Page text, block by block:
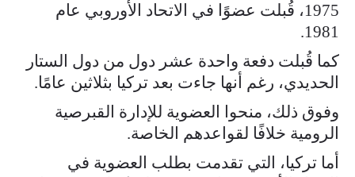
1975، قُبلت عضوًا في الاتحاد الأوروبي عام
1981.
كما قُبلت دفعة واحدة عشر دول من دول الستار
الحديدي، رغم أنها جاءت بعد تركيا بثلاثين عامًا.
وفوق ذلك، منحوا العضوية للإدارة القبرصية
الرومية خلافًا لقواعدهم الخاصة.
أما تركيا، التي تقدمت بطلب العضوية في